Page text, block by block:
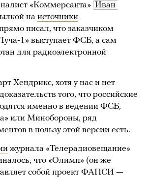
«Коммерсанта» Иван
на источники
писал, что заказчиком
1» выступает ФСБ, а сам
для радиоэлектронной
Хендрикс, хотя у нас и нет
того, что российские
именно в ведении ФСБ,
или Минобороны, ряд
в пользу этой версии есть.
журнала «Телерадиовещание»
что «Олимп» (он же
собой проект ФАПСИ —